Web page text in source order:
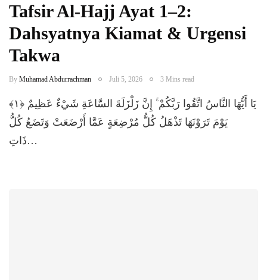
​Tafsir Al-Hajj Ayat 1–2:
Dahsyatnya Kiamat & Urgensi
Takwa
By Muhamad Abdurrachman Juli 5, 2026 3 Mins read
​يَا أَيُّهَا النَّاسُ اتَّقُوا رَبَّكُمْ ۚ إِنَّ زَلْزَلَةَ السَّاعَةِ شَيْءٌ عَظِيمٌ ﴿١﴾
يَوْمَ تَرَوْنَهَا تَذْهَلُ كُلُّ مُرْضِعَةٍ عَمَّا أَرْضَعَتْ وَتَضَعُ كُلُّ
ذَاتِ…